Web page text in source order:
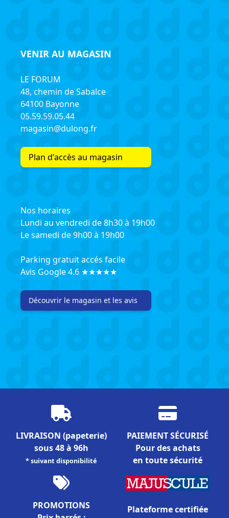
VENIR AU MAGASIN
LE FORUM
48, chemin de Sabalce
64100 Bayonne
05.59.59.05.44
magasin@dulong.fr
Plan d'accès au magasin
Nos horaires
Lundi au vendredi de 8h30 à 19h00
Le samedi de 9h00 à 19h00
Parking gratuit accés facile
Avis Google 4.6 ★★★★★
Découvrir le magasin et les avis
LIVRAISON (papeterie)
sous 48 à 96h
* suivant disponibilité
PAIEMENT SÉCURISÉ
Pour des achats
en toute sécurité
PROMOTIONS
Plateforme certifiée